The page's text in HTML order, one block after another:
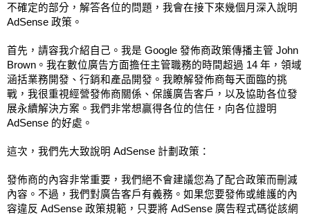
不確定的部分，解答各位的問題，我會在接下來幾個月深入說明
AdSense 政策。
首先，請容我介紹自己。我是 Google 發佈商政策傳播主管 John
Brown。我在數位廣告方面擔任主管職務的時間超過 14 年，領域
涵括業務開發、行銷和產品開發。我瞭解發佈商每天面臨的挑
戰，我很重視經營發佈商關係、保護廣告客戶，以及協助各位發
展永續解決方案。我們非常想贏得各位的信任，向各位證明
AdSense 的好處。
這次，我們先大致說明 AdSense 計劃政策：
發佈商的內容非常重要，我們絕不會建議您為了配合政策而刪減
內容。不過，我們對廣告客戶有義務。如果您要發佈或維護的內
容違反 AdSense 政策規範，只要將 AdSense 廣告程式碼從該網